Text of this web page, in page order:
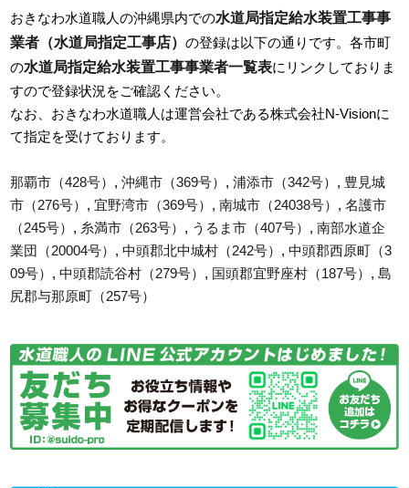
おきなわ水道職人の沖縄県内での水道局指定給水装置工事事
業者（水道局指定工事店）の登録は以下の通りです。各市町
の水道局指定給水装置工事事業者一覧表にリンクしておりま
すので登録状況をご確認ください。
なお、おきなわ水道職人は運営会社である株式会社N-Visionに
て指定を受けております。
那覇市（428号） ,沖縄市（369号） ,浦添市（342号） , 豊見城
市（276号） ,宜野湾市（369号） ,南城市（24038号） ,名護市
（245号） , 糸満市（263号） , うるま市（407号） ,南部水道企
業団（20004号） ,中頭郡北中城村（242号） ,中頭郡西原町（3
09号） ,中頭郡読谷村（279号） , 国頭郡宜野座村（187号） ,島
尻郡与那原町（257号）